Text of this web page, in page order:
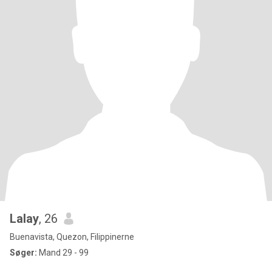
Lalay, 26
Buenavista, Quezon, Filippinerne
Søger: Mand 29 - 99